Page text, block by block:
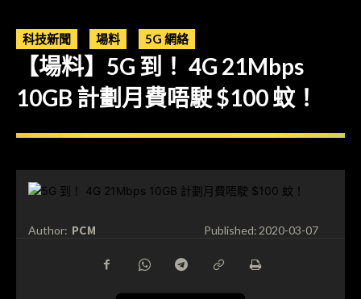
科技新聞 場料 5G 網絡
【場料】5G 到！ 4G 21Mbps
10GB 計劃月費唔駛 $100 蚊！
Author: PCM Published:2020-03-07